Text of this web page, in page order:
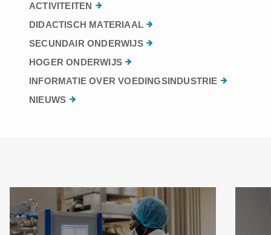
ACTIVITEITEN
DIDACTISCH MATERIAAL
SECUNDAIR ONDERWIJS
HOGER ONDERWIJS
INFORMATIE OVER VOEDINGSINDUSTRIE
NIEUWS